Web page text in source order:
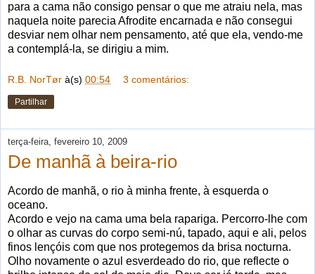
para a cama não consigo pensar o que me atraiu nela, mas
naquela noite parecia Afrodite encarnada e não consegui
desviar nem olhar nem pensamento, até que ela, vendo-me
a contemplá-la, se dirigiu a mim.
R.B. NorTør à(s) 00:54 3 comentários:
Partilhar
terça-feira, fevereiro 10, 2009
De manhã à beira-rio
Acordo de manhã, o rio à minha frente, à esquerda o
oceano.
Acordo e vejo na cama uma bela rapariga. Percorro-lhe com
o olhar as curvas do corpo semi-nú, tapado, aqui e ali, pelos
finos lençóis com que nos protegemos da brisa nocturna.
Olho novamente o azul esverdeado do rio, que reflecte o